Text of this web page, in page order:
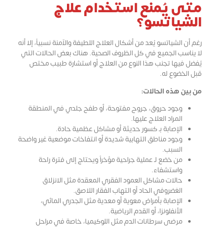
متى يُمنع استخدام علاج
الشياتسو؟
رغم أن الشياتسو يُعد من أشكال العلاج اللطيفة والآمنة نسبياً، إلا أنه
لا يناسب الجميع في كل الظروف الصحية. هناك بعض الحالات التي
يُفضل فيها تجنب هذا النوع من العلاج أو استشارة طبيب مختص
قبل الخضوع له.
من بين هذه الحالات:
وجود حروق، جروح مفتوحة، أو طفح جلدي في المنطقة
المراد العلاج عليها.
الإصابة بـ كسور حديثة أو مشاكل عظمية حادة.
وجود مناطق التهابية شديدة أو انتفاخات موضعية غير واضحة
السبب.
من خضع لـ عملية جراحية مؤخراً ويحتاج إلى فترة راحة
واستشفاء.
حالات مشاكل العمود الفقري المعقدة مثل الانزلاق
الغضروفي الحاد أو التهاب الفقار اللاصق.
الإصابة بأمراض معوية أو معدية مثل الجدري المائي،
الأنفلونزا، أو القدم الرياضية.
مرضى سرطانات الدم مثل اللوكيميا، خاصة في مراحل